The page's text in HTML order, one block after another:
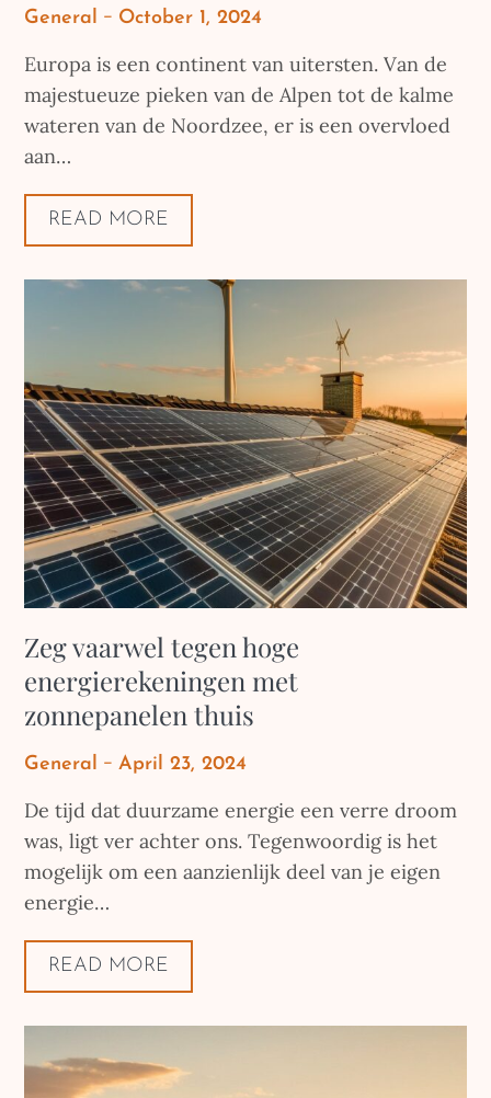
General
Posted
October 1, 2024
Europa is een continent van uitersten. Van de
majestueuze pieken van de Alpen tot de kalme
wateren van de Noordzee, er is een overvloed
aan…
READ MORE
Zeg vaarwel tegen hoge
energierekeningen met
zonnepanelen thuis
General
Posted
April 23, 2024
De tijd dat duurzame energie een verre droom
was, ligt ver achter ons. Tegenwoordig is het
mogelijk om een aanzienlijk deel van je eigen
energie…
READ MORE